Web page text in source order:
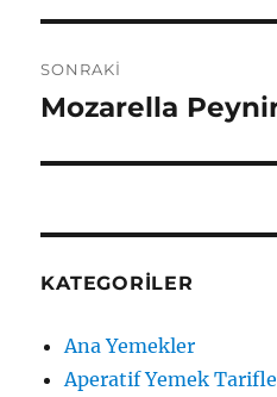
SONRAKI
Sonraki
Mozarella
KATEGORILER
Ana Yemekler
Aperatif Yemek